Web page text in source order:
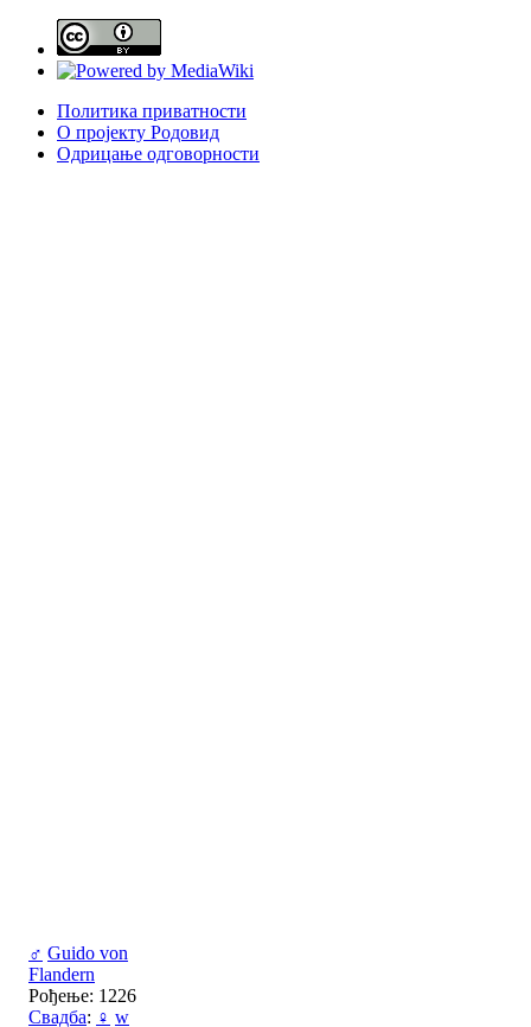
♂ Guido von
Flandern
Рођење: 1226
Свадба: ♀ w
Политика приватности
О пројекту Родовид
Одрицање одговорности